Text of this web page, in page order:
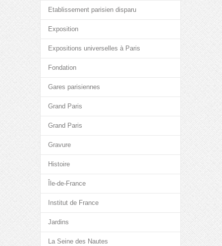
Etablissement parisien disparu
Exposition
Expositions universelles à Paris
Fondation
Gares parisiennes
Grand Paris
Grand Paris
Gravure
Histoire
Île-de-France
Institut de France
Jardins
La Seine des Nautes